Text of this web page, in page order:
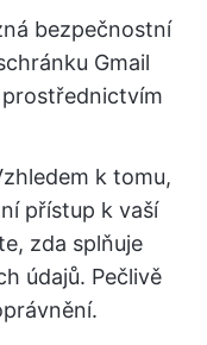
bezpečnostní
Gmail
k tomu,
přístup k vaší
zda splňuje
údajů. Pečlivě